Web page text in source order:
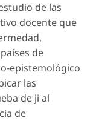
de las
docente que
de
epistemológico
las
de ji al
de